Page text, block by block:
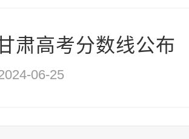
肃高考分数线公布
06-25